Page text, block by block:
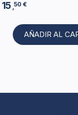
15 ,50 €
AÑADIR AL